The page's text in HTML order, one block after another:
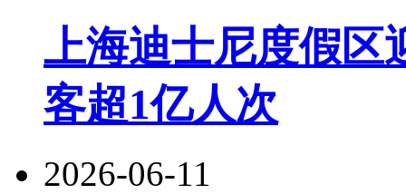
上海迪士尼度假区
客超1亿人次
2026-06-11